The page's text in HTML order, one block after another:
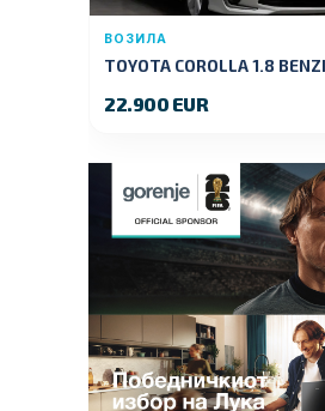
ВОЗИЛА
TOYOTA COROLLA 1.8
22.900 EUR